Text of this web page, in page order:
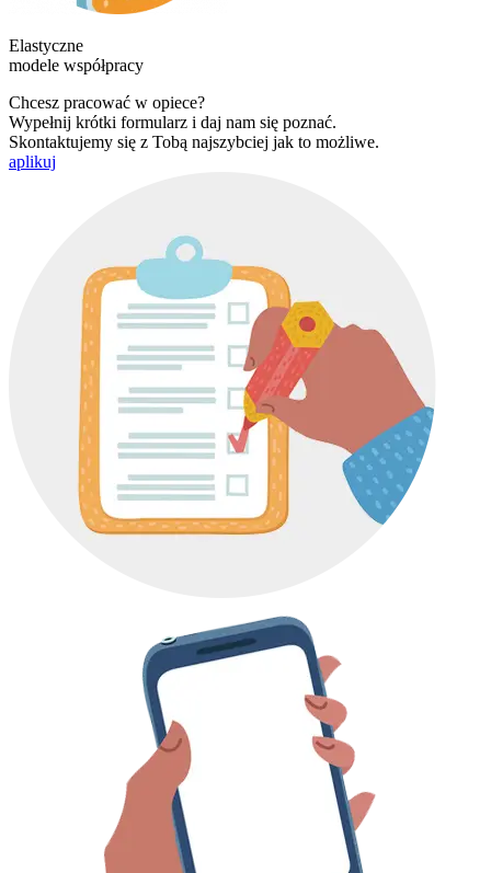
Elastyczne
modele współpracy
Chcesz pracować w opiece?
Wypełnij krótki formularz i daj nam się poznać.
Skontaktujemy się z Tobą najszybciej jak to możliwe.
aplikuj